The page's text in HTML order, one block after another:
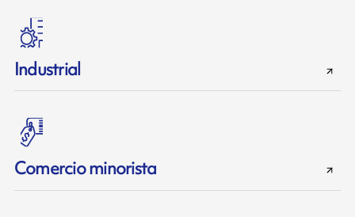
Industrial
Comercio minorista